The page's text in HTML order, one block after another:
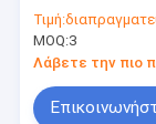
MI5100 χαμηλό
σκοτεινό ρεύμα
Τιμή:
MOQ:3